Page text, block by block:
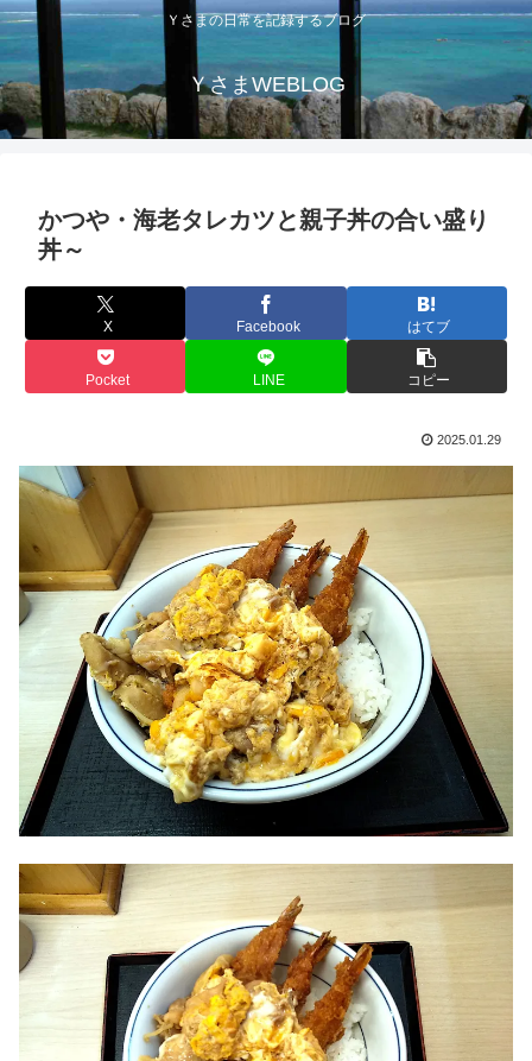
Ｙさまの日常を記録するブログ
ＹさまWEBLOG
かつや・海老タレカツと親子丼の合い盛り
丼～
X Facebook はてブ
Pocket LINE コピー
2025.01.29